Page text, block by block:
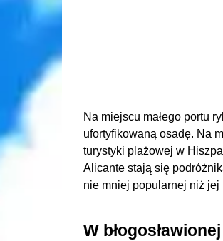
Na miejscu małego portu
ufortyfikowaną osadę. Na
turystyki plażowej w
Alicante stają się
nie mniej popularnej niż jej
W